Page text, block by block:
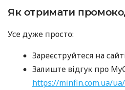
Як отримати
Усе дуже просто:
Зареєструйтеся на
Залиште відгук про
https://minfin.com.ua/